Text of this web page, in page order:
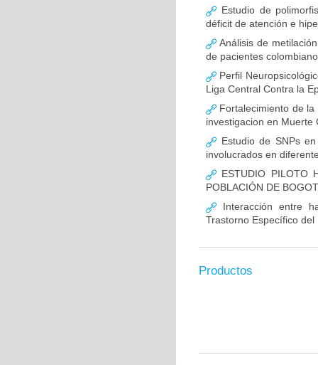
Estudio de
déficit de atención e
Análisis de
de pacientes
Perfil
Liga Central Contra la
Fortalecimiento de la
investigacion en Muerte
Estudio de SNPs
involucrados en
ESTUDIO PILOTO
POBLACIÓN DE
Interacción entre
Trastorno Específico del
Productos